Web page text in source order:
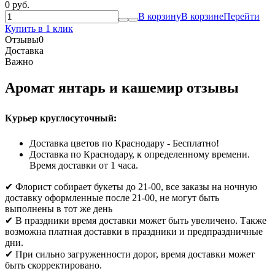
0 руб.
В корзинуВ корзинеПерейти
Купить в 1 клик
Отзывы0
Доставка
Важно
Аромат янтарь и кашемир отзывы
Курьер круглосуточный:
Доставка цветов по Краснодару - Бесплатно!
Доставка по Краснодару, к определенному времени.
Время доставки от 1 часа.
✔ Флорист собирает букеты до 21-00, все заказы на ночную
доставку оформленные после 21-00, не могут быть
выполнены в тот же день
✔ В праздники время доставки может быть увеличено. Также
возможна платная доставки в праздники и предпраздничные
дни.
✔ При сильно загруженности дорог, время доставки может
быть скорректировано.